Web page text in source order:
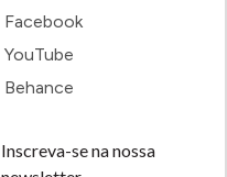
Facebook
YouTube
Behance
Inscreva-se na nossa